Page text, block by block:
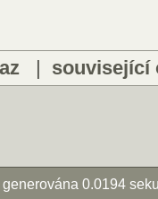
| související
0.0194